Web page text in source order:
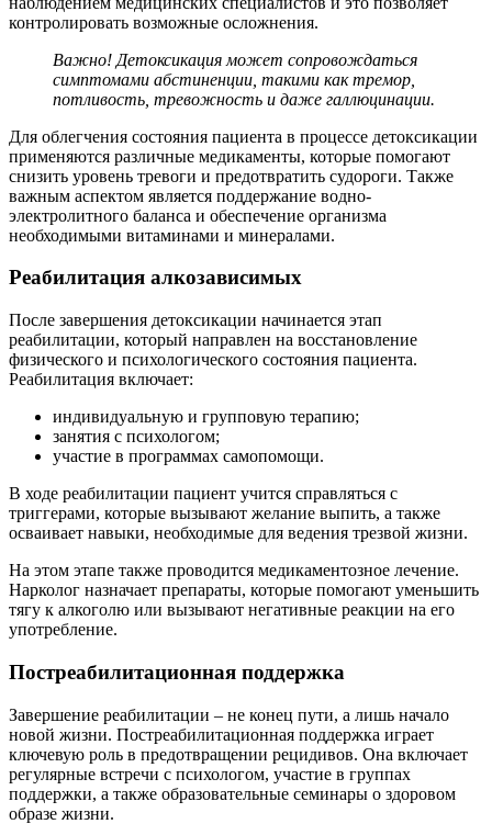
контролировать возможные осложнения.
Важно! Детоксикация может сопровождаться
симптомами абстиненции, такими как тремор,
потливость, тревожность и даже галлюцинации.
Для облегчения состояния пациента в процессе детоксикации
применяются различные медикаменты, которые помогают
снизить уровень тревоги и предотвратить судороги. Также
важным аспектом является поддержание водно-
электролитного баланса и обеспечение организма
необходимыми витаминами и минералами.
Реабилитация алкозависимых
После завершения детоксикации начинается этап
реабилитации, который направлен на восстановление
физического и психологического состояния пациента.
Реабилитация включает:
индивидуальную и групповую терапию;
занятия с психологом;
участие в программах самопомощи.
В ходе реабилитации пациент учится справляться с
триггерами, которые вызывают желание выпить, а также
осваивает навыки, необходимые для ведения трезвой жизни.
На этом этапе также проводится медикаментозное лечение.
Нарколог назначает препараты, которые помогают уменьшить
тягу к алкоголю или вызывают негативные реакции на его
употребление.
Постреабилитационная поддержка
Завершение реабилитации – не конец пути, а лишь начало
новой жизни. Постреабилитационная поддержка играет
ключевую роль в предотвращении рецидивов. Она включает
регулярные встречи с психологом, участие в группах
поддержки, а также образовательные семинары о здоровом
образе жизни.